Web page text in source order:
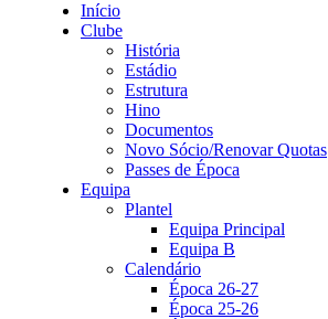
Início
Clube
História
Estádio
Estrutura
Hino
Documentos
Novo Sócio/Renovar Quotas
Passes de Época
Equipa
Plantel
Equipa Principal
Equipa B
Calendário
Época 26-27
Época 25-26